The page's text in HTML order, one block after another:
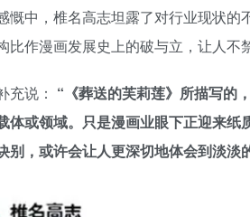
慨中，椎名高志坦露了对行业现状
比作漫画发展史上的破与立，让人不
充说： “《葬送的芙莉莲》所描写的
体或领域。只是漫画业眼下正迎来
别，或许会让人更深切地体会到淡